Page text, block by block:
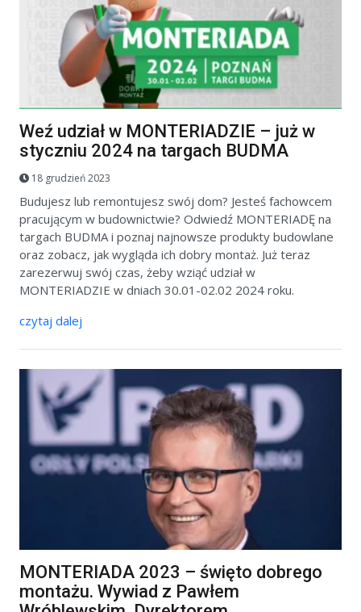
Weź udział w MONTERIADZIE – już w
styczniu 2024 na targach BUDMA
18 grudzień 2023
Budujesz lub remontujesz swój dom? Jesteś fachowcem
pracującym w budownictwie? Odwiedź MONTERIADĘ na
targach BUDMA i poznaj najnowsze produkty budowlane
oraz zobacz, jak wygląda ich dobry montaż. Już teraz
zarezerwuj swój czas, żeby wziąć udział w
MONTERIADZIE w dniach 30.01-02.02 2024 roku.
czytaj dalej
MONTERIADA 2023 – święto dobrego
montażu. Wywiad z Pawłem